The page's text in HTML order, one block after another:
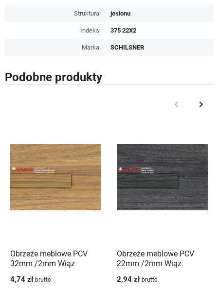
Struktura jesionu
Indeks 375 22X2
Marka SCHILSNER
Podobne produkty
Poprzedni
keyboard_arrow_left keyboard_arrow_right
Obrzeże meblowe PCV
32mm /2mm Wiąz
Schilsner
4,74 zł brutto
Obrzeże meblowe PCV
22mm /2mm Wiąz
2,94 zł brutto